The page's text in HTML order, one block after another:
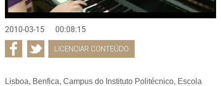
2010-03-15 00:08:15
LICENCIAR CONTEÚDO
Lisboa, Benfica, Campus do Instituto Politécnico, Escola